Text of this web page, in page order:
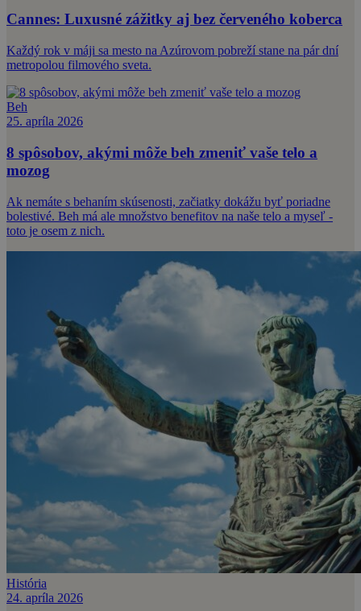
Cannes: Luxusné zážitky aj bez červeného koberca
Každý rok v máji sa mesto na Azúrovom pobreží stane na pár dní
metropolou filmového sveta.
Beh
25. apríla 2026
8 spôsobov, akými môže beh zmeniť vaše telo a
mozog
Ak nemáte s behaním skúsenosti, začiatky dokážu byť poriadne
bolestivé. Beh má ale množstvo benefitov na naše telo a myseľ -
toto je osem z nich.
História
24. apríla 2026